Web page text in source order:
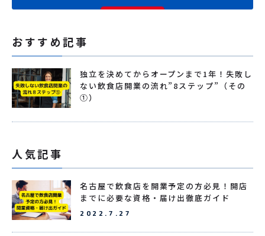
おすすめ記事
独立を決めてからオープンまで1年！失敗し
ない飲食店開業の流れ”8ステップ”（その
①）
人気記事
名古屋で飲食店を開業予定の方必見！開店
までに必要な資格・届け出徹底ガイド
2022.7.27